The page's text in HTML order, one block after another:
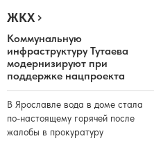
ЖКХ
Коммунальную
инфраструктуру Тутаева
модернизируют при
поддержке нацпроекта
В Ярославле вода в доме стала
по-настоящему горячей после
жалобы в прокуратуру